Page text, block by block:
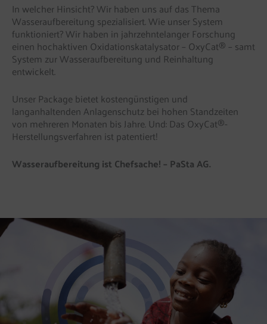
In welcher Hinsicht? Wir haben uns auf das Thema
Wasseraufbereitung spezialisiert. Wie unser System
funktioniert? Wir haben in jahrzehntelanger Forschung
einen hochaktiven Oxidationskatalysator – OxyCat® – samt
System zur Wasseraufbereitung und Reinhaltung
entwickelt.
Unser Package bietet kostengünstigen und
langanhaltenden Anlagenschutz bei hohen Standzeiten
von mehreren Monaten bis Jahre. Und: Das OxyCat®-
Herstellungsverfahren ist patentiert!
Wasseraufbereitung ist Chefsache! – PaSta AG.